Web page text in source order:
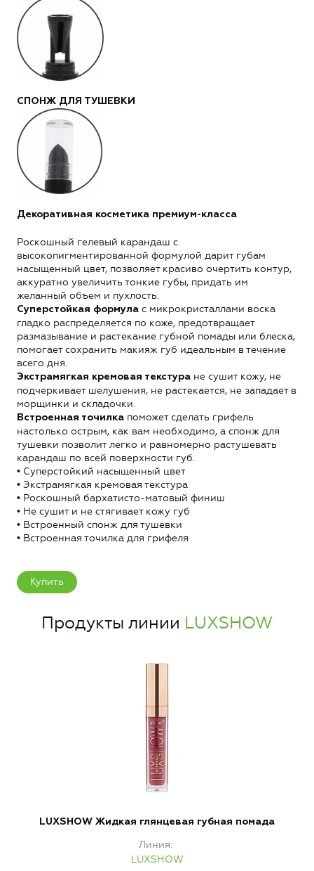
СПОНЖ ДЛЯ ТУШЕВКИ
Декоративная косметика премиум-класса
Роскошный гелевый карандаш с
высокопигментированной формулой дарит губам
насыщенный цвет, позволяет красиво очертить контур,
аккуратно увеличить тонкие губы, придать им
желанный объем и пухлость.
Суперстойкая формула с микрокристаллами воска
гладко распределяется по коже, предотвращает
размазывание и растекание губной помады или блеска,
помогает сохранить макияж губ идеальным в течение
всего дня.
Экстрамягкая кремовая текстура не сушит кожу, не
подчеркивает шелушения, не растекается, не западает в
морщинки и складочки.
Встроенная точилка поможет сделать грифель
настолько острым, как вам необходимо, а спонж для
тушевки позволит легко и равномерно растушевать
карандаш по всей поверхности губ.
• Суперстойкий насыщенный цвет
• Экстрамягкая кремовая текстура
• Роскошный бархатисто-матовый финиш
• Не сушит и не стягивает кожу губ
• Встроенный спонж для тушевки
• Встроенная точилка для грифеля
Купить
Продукты линии LUXSHOW
LUXSHOW Жидкая глянцевая губная помада
Линия
LUXSHOW